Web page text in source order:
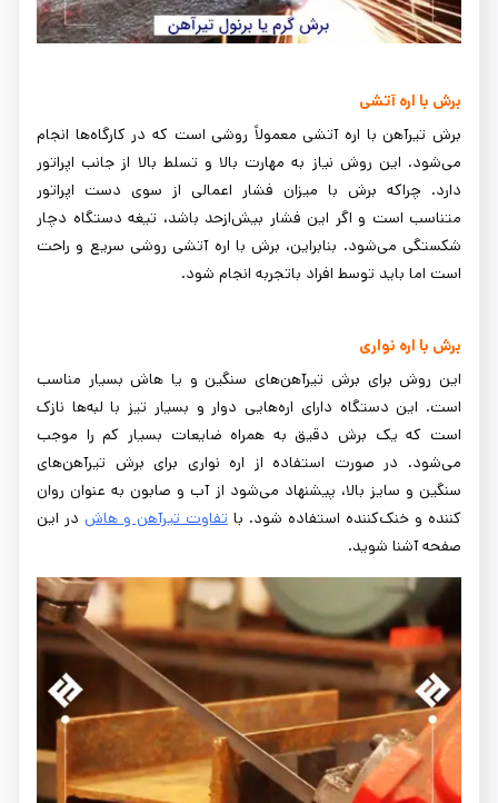
برش با اره آتشی
برش تیرآهن با اره آتشی معمولاً روشی است که در کارگاه‌ها انجام
می‌شود. این روش نیاز به مهارت بالا و تسلط بالا از جانب اپراتور
دارد. چراکه برش با میزان فشار اعمالی از سوی دست اپراتور
متناسب است و اگر این فشار بیش‌ازحد باشد، تیغه دستگاه دچار
شکستگی می‌شود. بنابراین، برش با اره آتشی روشی سریع و راحت
است اما باید توسط افراد باتجربه انجام شود.
برش با اره نواری
این روش برای برش تیرآهن‌های سنگین و یا هاش بسیار مناسب
است. این دستگاه دارای اره‌هایی دوار و بسیار تیز با لبه‌ها نازک
است که یک برش دقیق به همراه ضایعات بسیار کم را موجب
می‌شود. در صورت استفاده از اره نواری برای برش تیرآهن‌های
سنگین و سایز بالا، پیشنهاد می‌شود از آب و صابون به عنوان روان
کننده و خنک‌کننده استفاده شود. با تفاوت تیرآهن و هاش در این
صفحه آشنا شوید.